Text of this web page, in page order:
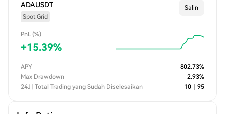
ADAUSDT
Spot Grid
Salin
PnL (%)
+15.39%
APY 802.73%
Max Drawdown
2.93%
24J | Total Trading yang Sudah Diselesaikan
10 95